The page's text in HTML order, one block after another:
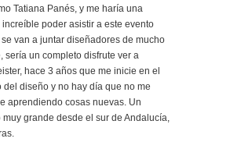
Tatiana Panés, y me haría una
poder asistir a este evento
van a juntar diseñadores de mucho
sería un completo disfrute ver a
hace 3 años que me inicie en el
del diseño y no hay día que no me
aprendiendo cosas nuevas. Un
muy grande desde el sur de Andalucía,